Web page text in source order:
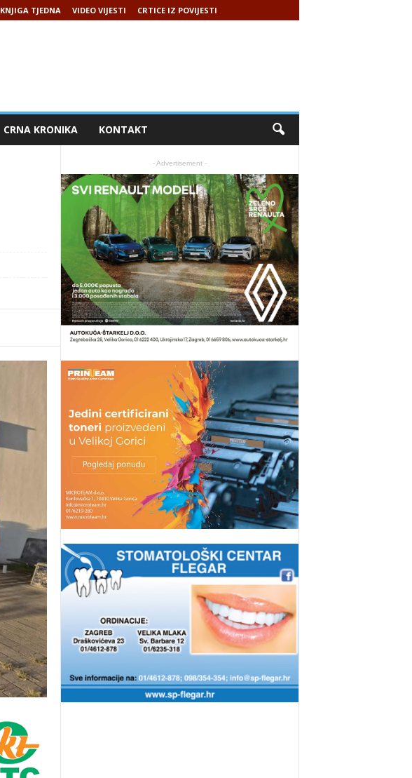
KNJIGA TJEDNA VIDEO VIJESTI CRTICE IZ POVIJESTI
CRNA KRONIKA KONTAKT
- Advertisement -